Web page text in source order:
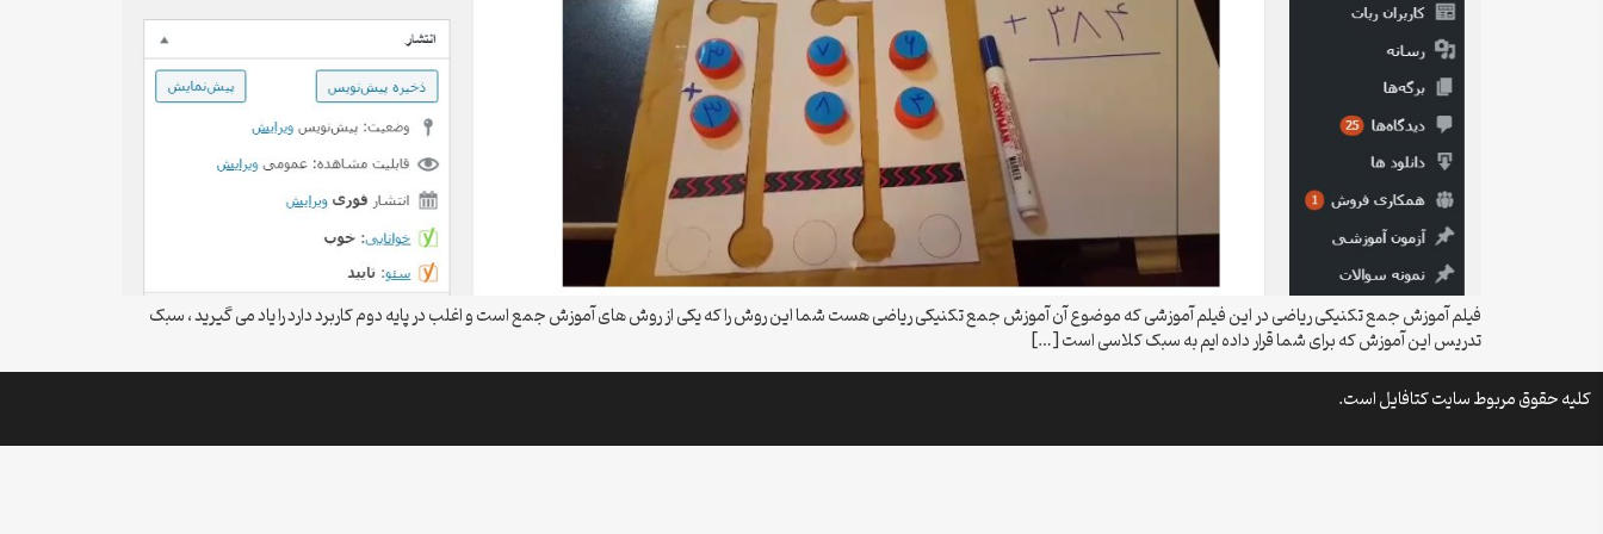
فیلم آموزش جمع تکنیکی ریاضی در این فیلم آموزشی که موضوع آن آموزش جمع تکنیکی ریاضی هست شما این روش را که یکی از روش های آموزش جمع است و اغلب در پایه دوم کاربرد دارد را یاد می گیرید ، سبک
تدریس این آموزش که برای شما قرار داده ایم به سبک کلاسی است […]
کلیه حقوق مربوط سایت کتافایل است.